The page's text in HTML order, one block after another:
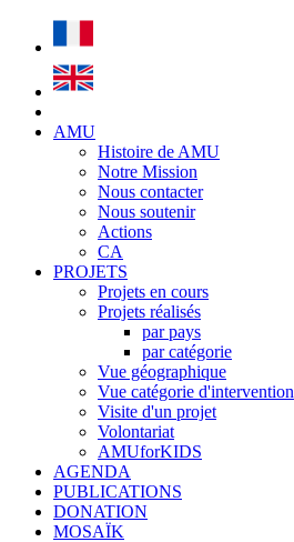
AMU
Histoire de AMU
Notre Mission
Nous contacter
Nous soutenir
Actions
CA
PROJETS
Projets en cours
Projets réalisés
par pays
par catégorie
Vue géographique
Vue catégorie d'intervention
Visite d'un projet
Volontariat
AMUforKIDS
AGENDA
PUBLICATIONS
DONATION
MOSAÏK